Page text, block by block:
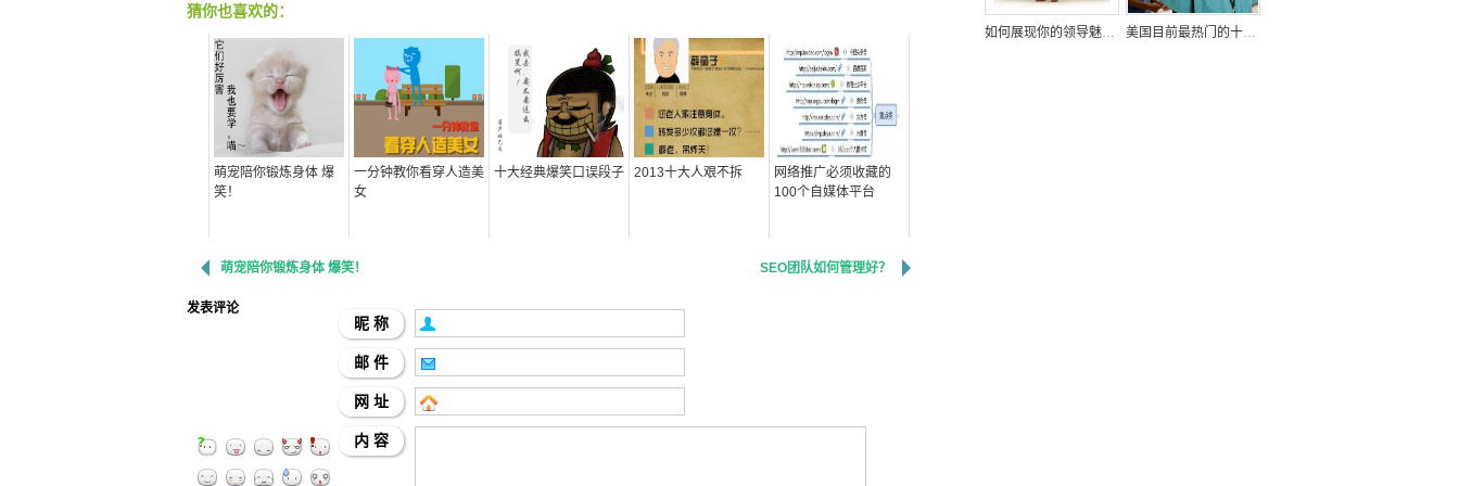
猜你也喜欢的：
萌宠陪你锻炼身体 爆
笑！
一分钟教你看穿人造美
女
十大经典爆笑口误段子 2013十大人艰不拆
网络推广必须收藏的
100个自媒体平台
萌宠陪你锻炼身体 爆笑！ SEO团队如何管理好？
发表评论
昵 称
邮 件
网 址
内 容
如何展现你的领导魅力？ 美国目前最热门的十大求职招聘行业